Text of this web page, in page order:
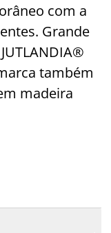
com a
Grande
também
madeira